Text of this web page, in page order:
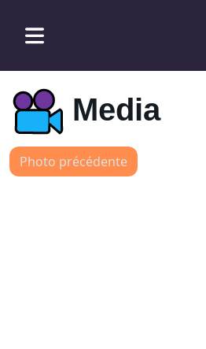
Media
Photo précédente